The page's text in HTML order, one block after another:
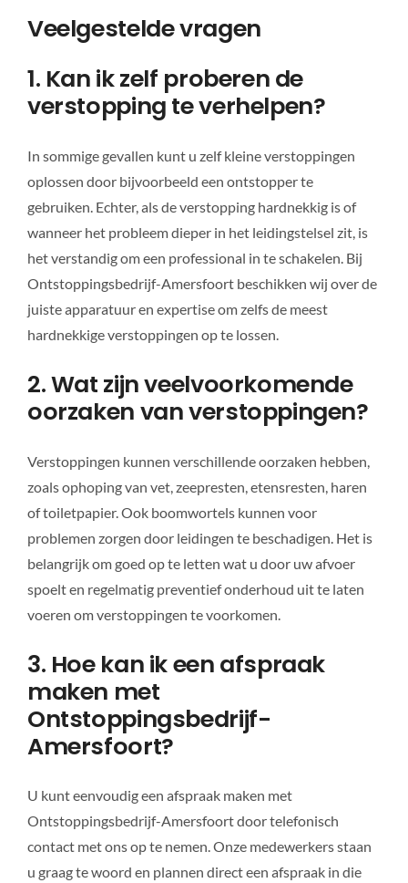
Veelgestelde vragen
1. Kan ik zelf proberen de
verstopping te verhelpen?
In sommige gevallen kunt u zelf kleine verstoppingen
oplossen door bijvoorbeeld een ontstopper te
gebruiken. Echter, als de verstopping hardnekkig is of
wanneer het probleem dieper in het leidingstelsel zit, is
het verstandig om een professional in te schakelen. Bij
Ontstoppingsbedrijf-Amersfoort beschikken wij over de
juiste apparatuur en expertise om zelfs de meest
hardnekkige verstoppingen op te lossen.
2. Wat zijn veelvoorkomende
oorzaken van verstoppingen?
Verstoppingen kunnen verschillende oorzaken hebben,
zoals ophoping van vet, zeepresten, etensresten, haren
of toiletpapier. Ook boomwortels kunnen voor
problemen zorgen door leidingen te beschadigen. Het is
belangrijk om goed op te letten wat u door uw afvoer
spoelt en regelmatig preventief onderhoud uit te laten
voeren om verstoppingen te voorkomen.
3. Hoe kan ik een afspraak
maken met
Ontstoppingsbedrijf-
Amersfoort?
U kunt eenvoudig een afspraak maken met
Ontstoppingsbedrijf-Amersfoort door telefonisch
contact met ons op te nemen. Onze medewerkers staan
u graag te woord en plannen direct een afspraak in die